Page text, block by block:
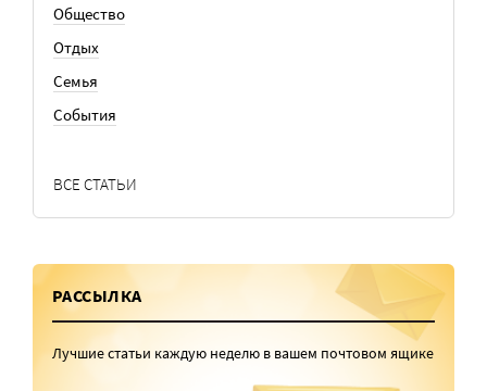
Общество
Отдых
Семья
События
ВСЕ СТАТЬИ
РАССЫЛКА
Лучшие статьи каждую неделю в вашем почтовом ящике